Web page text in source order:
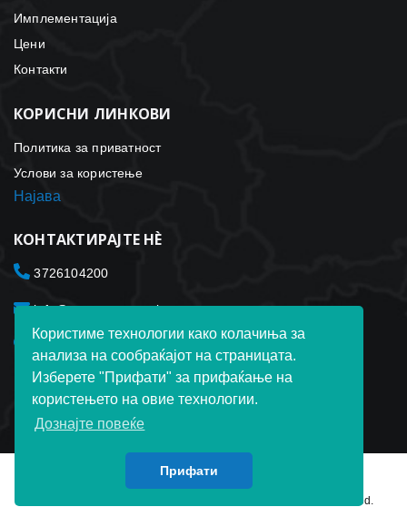
Користиме технологии како колачиња за
анализа на сообраќајот на страницата.
Изберете "Прифати" за прифаќање на
користењето на овие технологии.
Дознајте повеќе
Прифати
Имплементација
Цени
Контакти
КОРИСНИ ЛИНКОВИ
Политика за приватност
Услови за користење
Најава
КОНТАКТИРАЈТЕ НÈ
3726104200
info@transportorganizer.com
Toxet Transport Organizer ltd. Laki Tn. 3012915 Талин
Естонија
© 2020-2022 Copyright © TransportOrganizer. All Rights Reserved.